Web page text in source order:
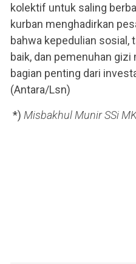
kolektif untuk saling
kurban menghadirkan
bahwa kepedulian sosial,
baik, dan pemenuhan
bagian penting dari
(Antara/Lsn)
*) Misbakhul Munir SSi